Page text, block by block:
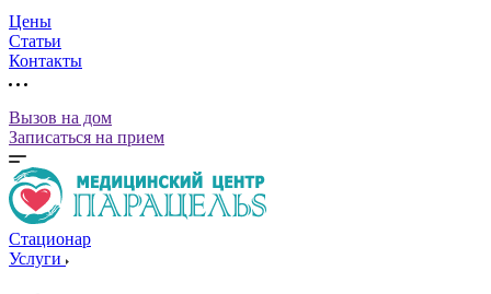
Цены
Статьи
Контакты
Вызов на дом
Записаться на прием
Стационар
Услуги